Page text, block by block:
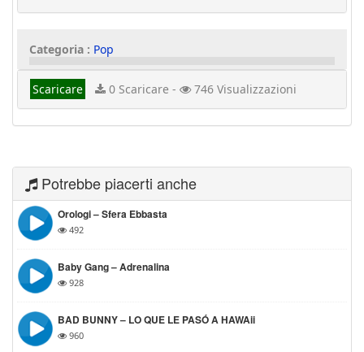
Categoria : Pop
Scaricare 0 Scaricare - 746 Visualizzazioni
Potrebbe piacerti anche
Orologi – Sfera Ebbasta
492
Baby Gang – Adrenalina
928
BAD BUNNY – LO QUE LE PASÓ A HAWAii
960